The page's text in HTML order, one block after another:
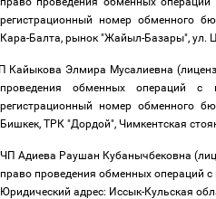
регистрационный номер обменного
Кара-Балта, рынок "Жайыл-Базары", ул.
Кайыкова Элмира Мусалиевна
проведения обменных операций с
регистрационный номер обменного
Бишкек, ТРК "Дордой", Чимкентская
ЧП Адиева Раушан Кубанычбековна
право проведения обменных операций
Юридический адрес: Иссык-Кульская